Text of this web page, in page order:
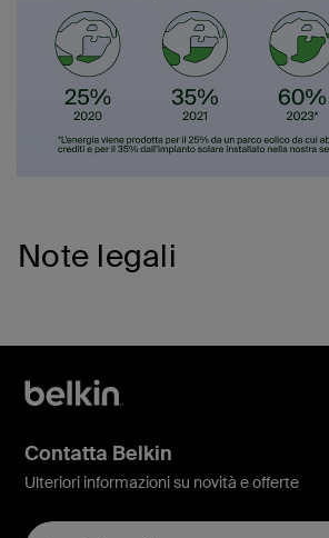
Note legali
Contatta Belkin
Ulteriori informazioni su novità e offerte